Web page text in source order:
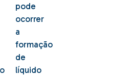
pode
ocorrer
a
formação
de
líquido